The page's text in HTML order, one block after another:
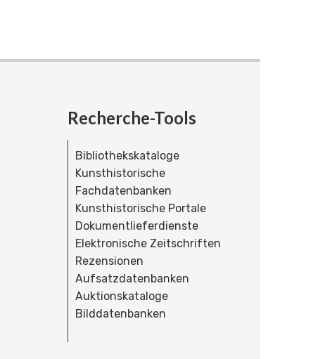
Recherche-Tools
Bibliothekskataloge
Kunsthistorische
Fachdatenbanken
Kunsthistorische Portale
Dokumentlieferdienste
Elektronische Zeitschriften
Rezensionen
Aufsatzdatenbanken
Auktionskataloge
Bilddatenbanken